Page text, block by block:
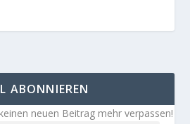
ABONNIEREN
neuen Beitrag mehr verpassen!